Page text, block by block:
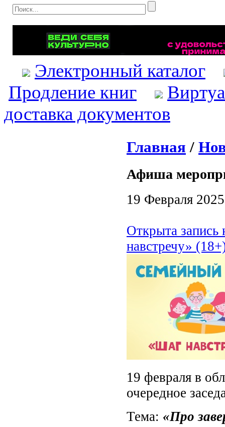
Электронный каталог
Продление книг
доставка документов
Главная /
Афиша
19 Февраля 2025
Открыта запись
навстречу»
19 февраля в
очередное
Тема: «Про